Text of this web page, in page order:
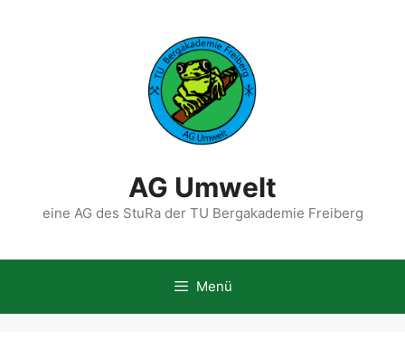
AG Umwelt
eine AG des StuRa der TU Bergakademie Freiberg
Menü